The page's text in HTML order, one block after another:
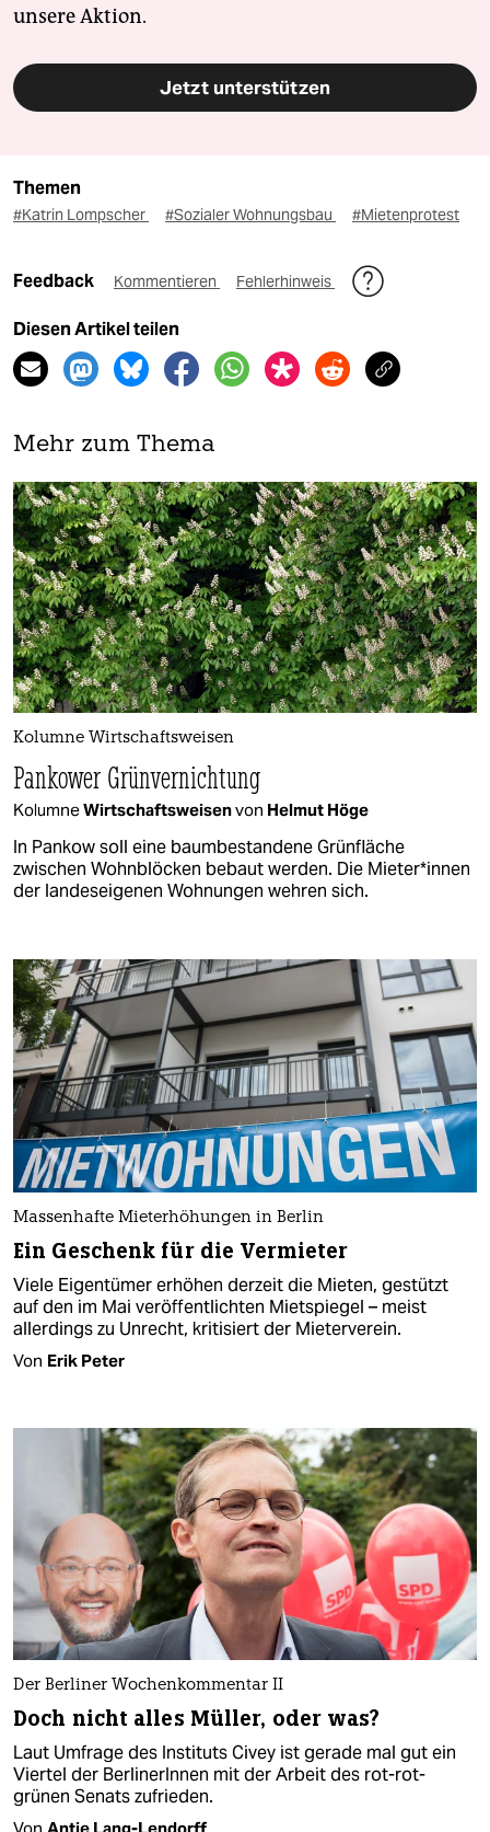
unsere Aktion.
Jetzt unterstützen
Themen
#Katrin Lompscher #Sozialer Wohnungsbau #Mietenprotest
Feedback Kommentieren Fehlerhinweis
Diesen Artikel teilen
Mehr zum Thema
Kolumne Wirtschaftsweisen
Pankower Grünvernichtung
KolumneWirtschaftsweisenvon Helmut Höge
In Pankow soll eine baumbestandene Grünfläche
zwischen Wohnblöcken bebaut werden. Die Mieter*innen
der landeseigenen Wohnungen wehren sich.
Massenhafte Mieterhöhungen in Berlin
Ein Geschenk für die Vermieter
Viele Eigentümer erhöhen derzeit die Mieten, gestützt
auf den im Mai veröffentlichten Mietspiegel – meist
allerdings zu Unrecht, kritisiert der Mieterverein.
Von Erik Peter
Der Berliner Wochenkommentar II
Doch nicht alles Müller, oder was?
Laut Umfrage des Instituts ­Civey ist gerade mal gut ein
Viertel der BerlinerInnen mit der Arbeit des rot-rot-
grünen Senats zufrieden.